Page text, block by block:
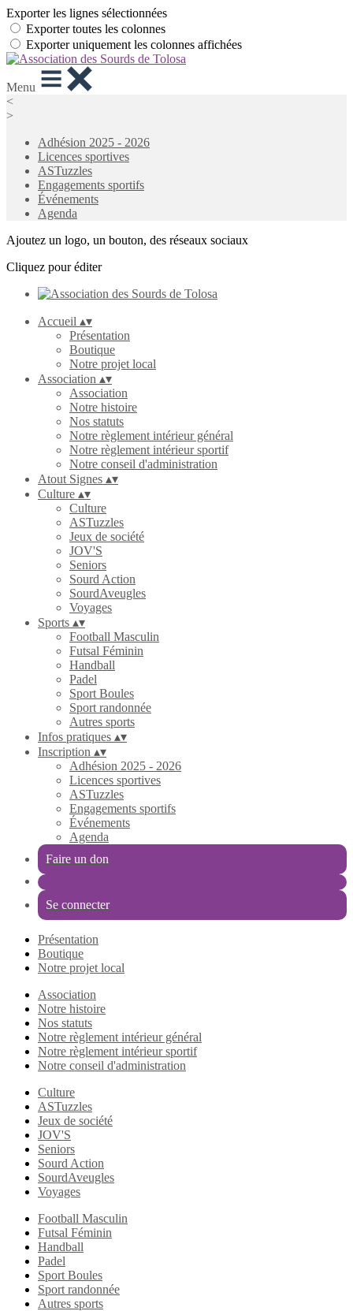
Exporter les lignes sélectionnées
Exporter toutes les colonnes
Exporter uniquement les colonnes affichées
Menu
<
>
Adhésion 2025 - 2026
Licences sportives
ASTuzzles
Engagements sportifs
Événements
Agenda
Ajoutez un logo, un bouton, des réseaux sociaux
Cliquez pour éditer
Accueil ▴▾
Présentation
Boutique
Notre projet local
Association ▴▾
Association
Notre histoire
Nos statuts
Notre règlement intérieur général
Notre règlement intérieur sportif
Notre conseil d'administration
Atout Signes ▴▾
Culture ▴▾
Culture
ASTuzzles
Jeux de société
JOV'S
Seniors
Sourd Action
SourdAveugles
Voyages
Sports ▴▾
Football Masculin
Futsal Féminin
Handball
Padel
Sport Boules
Sport randonnée
Autres sports
Infos pratiques ▴▾
Inscription ▴▾
Adhésion 2025 - 2026
Licences sportives
ASTuzzles
Engagements sportifs
Événements
Agenda
Faire un don
Se connecter
Présentation
Boutique
Notre projet local
Association
Notre histoire
Nos statuts
Notre règlement intérieur général
Notre règlement intérieur sportif
Notre conseil d'administration
Culture
ASTuzzles
Jeux de société
JOV'S
Seniors
Sourd Action
SourdAveugles
Voyages
Football Masculin
Futsal Féminin
Handball
Padel
Sport Boules
Sport randonnée
Autres sports